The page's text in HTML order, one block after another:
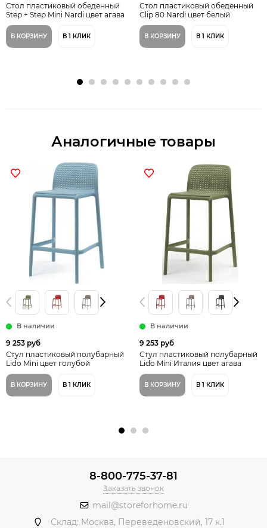
Стол пластиковый обеденный
Step + Step Mini Nardi цвет агава
В КОРЗИНУ В 1 КЛИК
Стол пластиковый обеденный
Clip 80 Nardi цвет белый
В КОРЗИНУ В 1 КЛИК
Аналогичные товары
В наличии
9 253 руб
Стул пластиковый полубарный
Lido Mini цвет голубой
В КОРЗИНУ В 1 КЛИК
В наличии
9 253 руб
Стул пластиковый полубарный
Lido Mini Италия цвет агава
В КОРЗИНУ В 1 КЛИК
8-800-775-37-81
Заказать звонок
mail@storeforhome.ru
Склад: Москва, Переведеновский, 17 к.1